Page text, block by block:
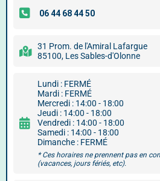
31 Prom. de l'Amiral Lafargue
85100, Les Sables-d'Olonne
Lundi : FERMÉ
Mardi : FERMÉ
Mercredi : 14:00 - 18:00
Jeudi : 14:00 - 18:00
Vendredi : 14:00 - 18:00
Samedi : 14:00 - 18:00
Dimanche : FERMÉ
* Ces horaires ne prennent pas en
(vacances, jours fériés, etc).